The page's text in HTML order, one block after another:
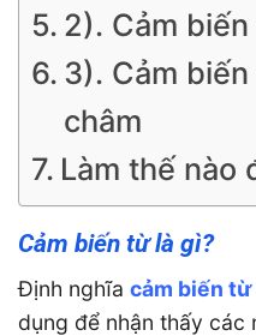
2). Cảm
3). Cảm
châm
Làm thế nào
Cảm biến từ là gì?
Định nghĩa cảm biến từ
dụng để nhận thấy các